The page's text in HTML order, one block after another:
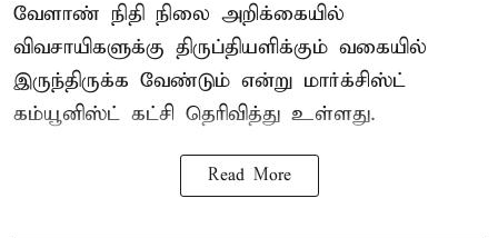
வேளாண் நிதி நிலை அறிக்கையில்
விவசாயிகளுக்கு திருப்தியளிக்கும் வகையில்
இருந்திருக்க வேண்டும் என்று மார்க்சிஸ்ட்
கம்யூனிஸ்ட் கட்சி தெரிவித்து உள்ளது.
Read More